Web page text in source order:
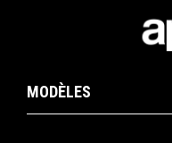
MODÈLES